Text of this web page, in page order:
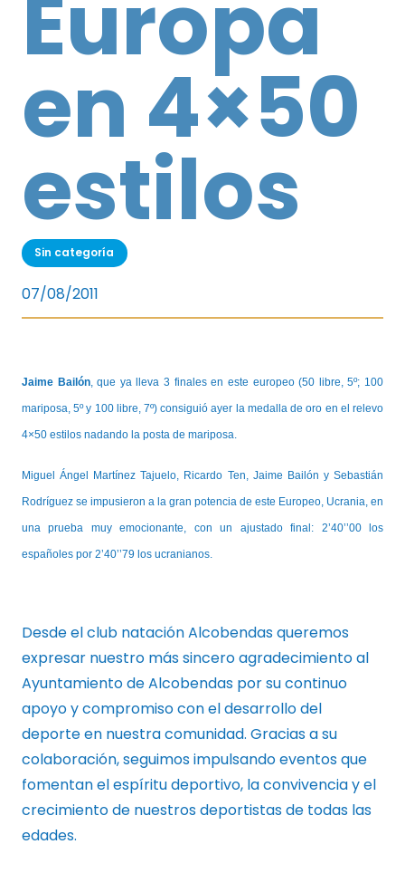
Europa
en 4×50
estilos
Sin categoría
07/08/2011
Jaime Bailón, que ya lleva 3 finales en este europeo (50 libre, 5º; 100
mariposa, 5º y 100 libre, 7º) consiguió ayer la medalla de oro en el relevo
4×50 estilos nadando la posta de mariposa.
Miguel Ángel Martínez Tajuelo, Ricardo Ten, Jaime Bailón y Sebastián
Rodríguez se impusieron a la gran potencia de este Europeo, Ucrania, en
una prueba muy emocionante, con un ajustado final: 2’40’’00 los
españoles por 2’40’’79 los ucranianos.
Desde el club natación Alcobendas queremos
expresar nuestro más sincero agradecimiento al
Ayuntamiento de Alcobendas por su continuo
apoyo y compromiso con el desarrollo del
deporte en nuestra comunidad. Gracias a su
colaboración, seguimos impulsando eventos que
fomentan el espíritu deportivo, la convivencia y el
crecimiento de nuestros deportistas de todas las
edades.